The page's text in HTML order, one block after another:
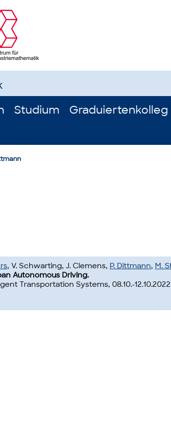
Studium Graduiertenkolleg
, V. Schwarting, J. Clemens, P. Dittmann, M.
Autonomous Driving.
Transportation Systems, 08.10.-